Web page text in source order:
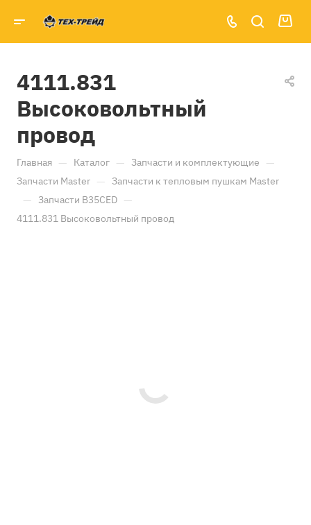
4111.831
Высоковольтный
провод
Главная — Каталог — Запчасти и комплектующие —
Запчасти Master — Запчасти к тепловым пушкам Master
— Запчасти B35CED —
4111.831 Высоковольтный провод